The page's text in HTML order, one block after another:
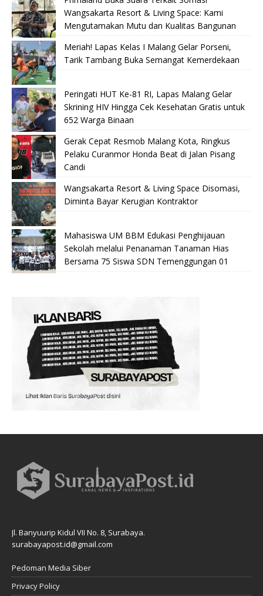
Wangsakarta Resort & Living Space: Kami
Mengutamakan Mutu dan Kualitas Bangunan
Meriah! Lapas Kelas I Malang Gelar Porseni,
Tarik Tambang Buka Semangat Kemerdekaan
Peringati HUT Ke-81 RI, Lapas Malang Gelar
Skrining HIV Hingga Cek Kesehatan Gratis untuk
652 Warga Binaan
Gerak Cepat Resmob Malang Kota, Ringkus
Pelaku Curanmor Honda Beat di Jalan Pisang
Candi
Wangsakarta Resort & Living Space Disomasi,
Diminta Bayar Kerugian Kontraktor
Mahasiswa UM BBM Edukasi Penghijauan
Sekolah melalui Penanaman Tanaman Hias
Bersama 75 Siswa SDN Temenggungan 01
Jl. Banyuurip Kidul VII No. 8, Surabaya.
surabayapost.id@gmail.com
Pedoman Media Siber
Privacy Policy